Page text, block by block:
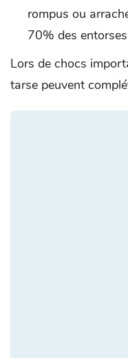
rompus ou
70% des
Lors de chocs
tarse peuvent